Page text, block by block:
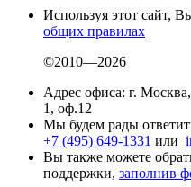
Используя этот сайт,
общих правилах
©2010—2026
Адрес офиса: г.
1, оф.12
Мы будем рады
+7 (495) 649-1331 или
Вы также можете
поддержки, заполнив